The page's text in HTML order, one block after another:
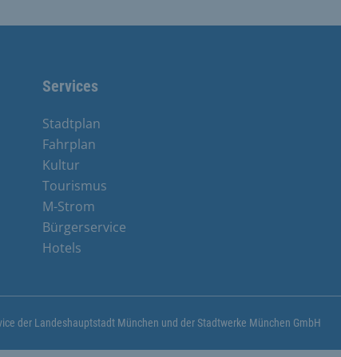
Services
Stadtplan
Fahrplan
Kultur
Tourismus
M-Strom
Bürgerservice
Hotels
der Landeshauptstadt München und der Stadtwerke München GmbH